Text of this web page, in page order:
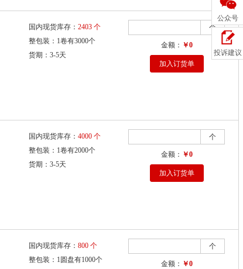
国内现货库存： 2403 个
整包装：1卷有3000个
货期：3-5天
个
金额： ￥0
加入订货单
国内现货库存： 4000 个
整包装：1卷有2000个
货期：3-5天
个
金额： ￥0
加入订货单
国内现货库存： 800 个
整包装：1圆盘有1000个
个
金额： ￥0
公众号
投诉建议